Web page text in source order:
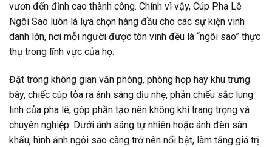
vươn đến đỉnh cao thành công. Chính vì vậy, Cúp Pha Lê
Ngôi Sao luôn là lựa chọn hàng đầu cho các sự kiện vinh
danh lớn, nơi mỗi người được tôn vinh đều là “ngôi sao” thực
thụ trong lĩnh vực của họ.
Đặt trong không gian văn phòng, phòng họp hay khu trưng
bày, chiếc cúp tỏa ra ánh sáng dịu nhẹ, phản chiếu sắc lung
linh của pha lê, góp phần tạo nên không khí trang trọng và
chuyên nghiệp. Dưới ánh sáng tự nhiên hoặc ánh đèn sân
khấu, hình ảnh ngôi sao càng trở nên nổi bật, làm tăng giá trị